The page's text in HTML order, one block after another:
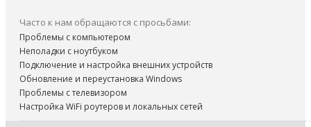
Часто к нам обращаются с просьбами:
Проблемы с компьютером
Неполадки с ноутбуком
Подключение и настройка внешних устройств
Обновление и переустановка Windows
Проблемы с телевизором
Настройка WiFi роутеров и локальных сетей